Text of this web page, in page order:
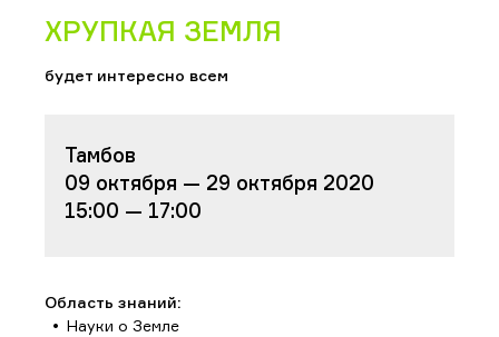
ХРУПКАЯ ЗЕМЛЯ
будет интересно всем
Тамбов
09 октября — 29 октября 2020
15:00 — 17:00
Область знаний:
Науки о Земле